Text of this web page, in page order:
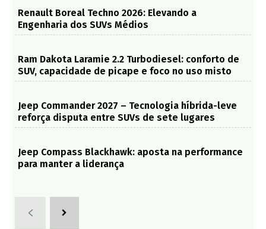
Renault Boreal Techno 2026: Elevando a
Engenharia dos SUVs Médios
Ram Dakota Laramie 2.2 Turbodiesel: conforto de
SUV, capacidade de picape e foco no uso misto
Jeep Commander 2027 – Tecnologia híbrida-leve
reforça disputa entre SUVs de sete lugares
Jeep Compass Blackhawk: aposta na performance
para manter a liderança